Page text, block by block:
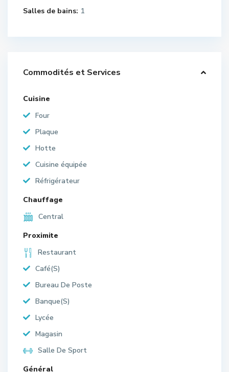
Salles de bains: 1
Commodités et Services
Cuisine
Four
Plaque
Hotte
Cuisine équipée
Réfrigérateur
Chauffage
Central
Proximite
Restaurant
Café(S)
Bureau De Poste
Banque(S)
Lycée
Magasin
Salle De Sport
Général